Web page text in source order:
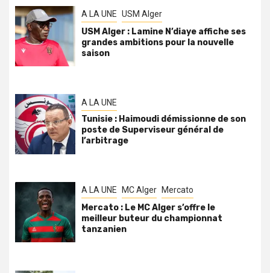
A LA UNE USM Alger
USM Alger : Lamine N’diaye affiche ses
grandes ambitions pour la nouvelle
saison
A LA UNE
Tunisie : Haimoudi démissionne de son
poste de Superviseur général de
l’arbitrage
A LA UNE MC Alger Mercato
Mercato : Le MC Alger s’offre le
meilleur buteur du championnat
tanzanien